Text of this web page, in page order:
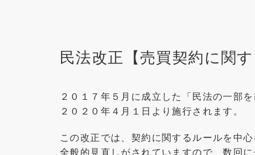
民法改正【売買契約に関
２０１７年５月に成立した「民法の一部を
２０２０年４月１日より施行されます。
この改正では、契約に関するルールを中
全般的見直しがされていますので、数回